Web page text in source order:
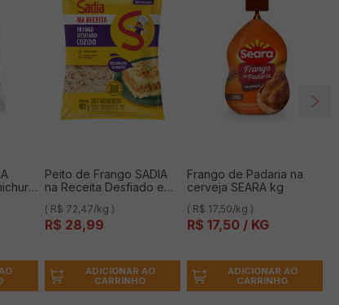
Peito de Frango SADIA
na Receita Desfiado e
( R$ 72,47/kg )
R$ 28,99
ADICIONAR AO
CARRINHO
Frango de Padaria na
cerveja SEARA kg
( R$ 17,50/kg )
R$ 17,50/ KG
ADICIONAR AO
CARRINHO